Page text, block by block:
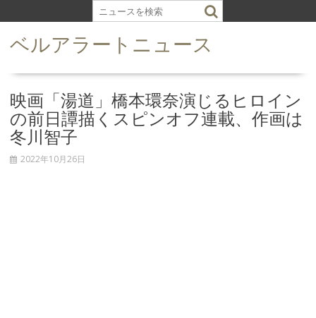
k
ベルアラートニュース
映画「湯道」橋本環奈演じるヒロイン
の前日譚描くスピンオフ連載、作画は
冬川智子
2022年10月26日